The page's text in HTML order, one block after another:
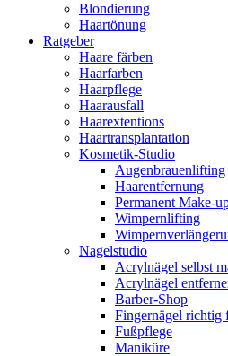
Blondierung
Haartönung
Ratgeber
Haare färben
Haarfarben
Haarpflege
Haarausfall
Haarextentions
Haartransplantation
Kosmetik-Studio
Augenbrauenlifting
Haarentfernung
Permanent Make-
Wimpernlifting
Nagelstudio
Acrylnägel selbst
Acrylnägel
Barber-Shop
Fingernägel richtig
Fußpflege
Maniküre